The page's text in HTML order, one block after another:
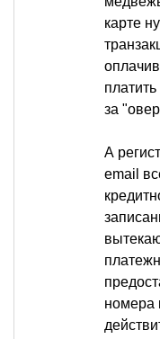
карте
за
А
email
номера